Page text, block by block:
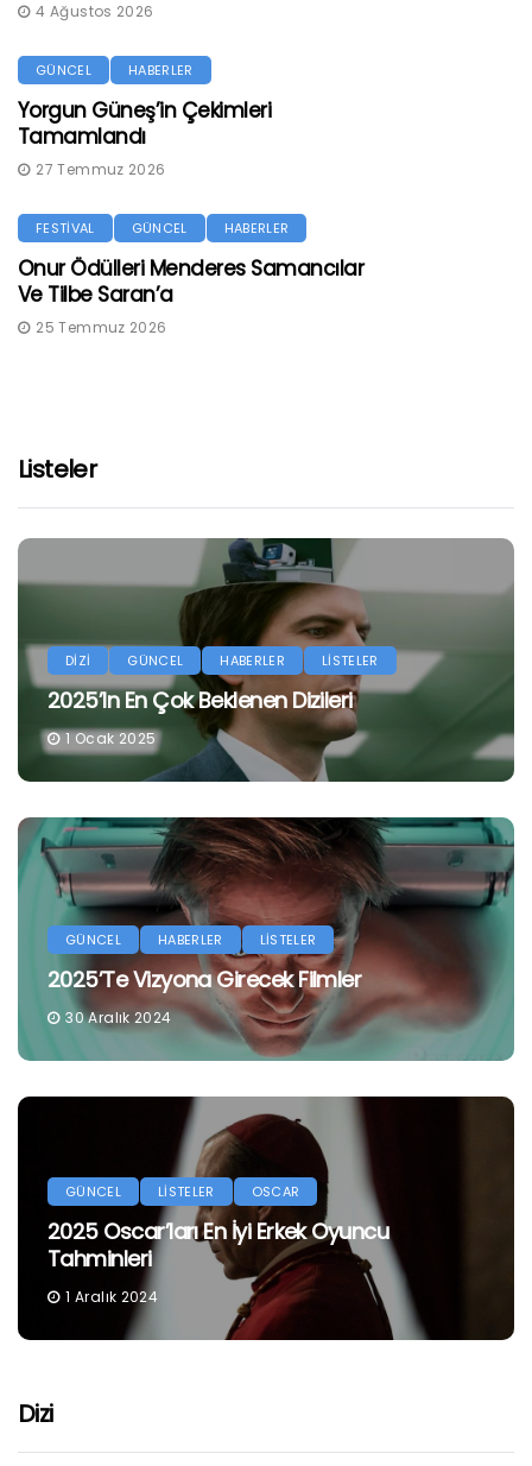
4 Ağustos 2026
GÜNCEL HABERLER
Yorgun Güneş’in Çekimleri
Tamamlandı
27 Temmuz 2026
FESTİVAL GÜNCEL HABERLER
Onur Ödülleri Menderes Samancılar
Ve Tilbe Saran’a
25 Temmuz 2026
Listeler
DİZİ GÜNCEL HABERLER LİSTELER
2025’in En Çok Beklenen Dizileri
1 Ocak 2025
GÜNCEL HABERLER LİSTELER
2025’te Vizyona Girecek Filmler
30 Aralık 2024
GÜNCEL LİSTELER OSCAR
2025 Oscar’ları En İyi Erkek Oyuncu
Tahminleri
1 Aralık 2024
Dizi